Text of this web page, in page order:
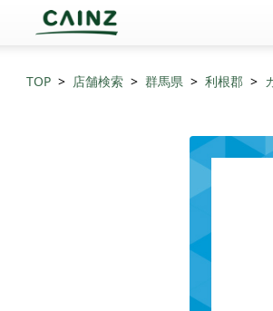
TOP 店舗検索 群馬県 利根郡